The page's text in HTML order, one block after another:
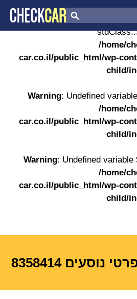
/home/
car.co.il/public_html/wp-
child/
Warning: Undefined
/home/
car.co.il/public_html/wp-
child/
Warning: Undefined variable
/home/
car.co.il/public_html/wp-
child/
צ'ק קאר
דוח בדיקת רכב
8358414